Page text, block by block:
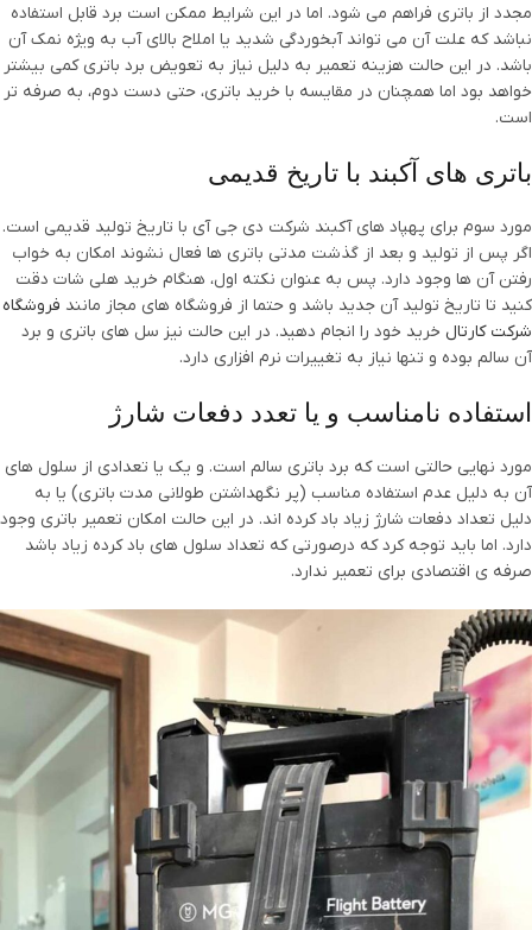
مجدد از باتری فراهم می شود. اما در این شرایط ممکن است برد قابل استفاده
نباشد که علت آن می تواند آبخوردگی شدید یا املاح بالای آب به ویژه نمک آن
باشد. در این حالت هزینه تعمیر به دلیل نیاز به تعویض برد باتری کمی بیشتر
خواهد بود اما همچنان در مقایسه با خرید باتری، حتی دست دوم، به صرفه تر
است.
باتری های آکبند با تاریخ قدیمی
مورد سوم برای پهپاد های آکبند شرکت دی جی آی با تاریخ تولید قدیمی است.
اگر پس از تولید و بعد از گذشت مدتی باتری ها فعال نشوند امکان به خواب
رفتن آن ها وجود دارد. پس به عنوان نکته اول، هنگام خرید هلی شات دقت
کنید تا تاریخ تولید آن جدید باشد و حتما از فروشگاه های مجاز مانند فروشگاه
شرکت کارتال خرید خود را انجام دهید. در این حالت نیز سل های باتری و برد
آن سالم بوده و تنها نیاز به تغییرات نرم افزاری دارد.
استفاده نامناسب و یا تعدد دفعات شارژ
مورد نهایی حالتی است که برد باتری سالم است. و یک یا تعدادی از سلول های
آن به دلیل عدم استفاده مناسب (پر نگهداشتن طولانی مدت باتری) یا به
دلیل تعداد دفعات شارژ زیاد باد کرده اند. در این حالت امکان تعمیر باتری وجود
دارد. اما باید توجه کرد که درصورتی که تعداد سلول های باد کرده زیاد باشد
صرفه ی اقتصادی برای تعمیر ندارد.